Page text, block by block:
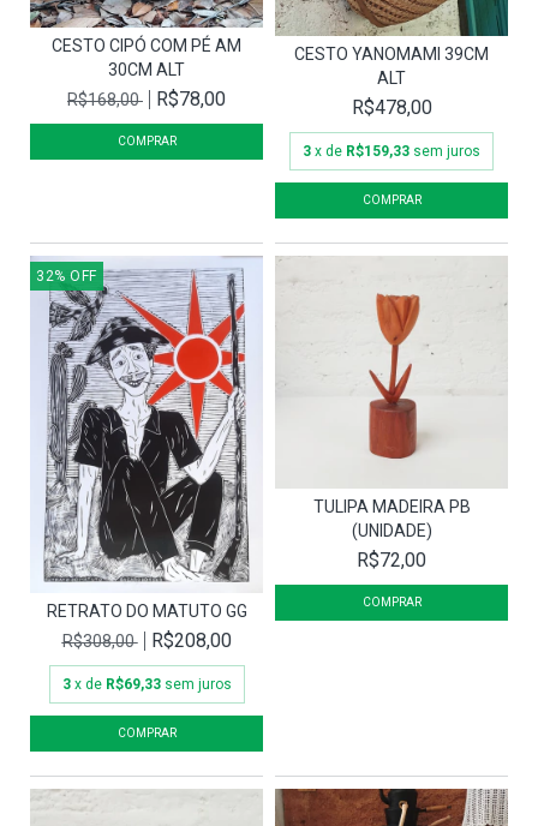
CESTO CIPÓ COM PÉ AM
30CM ALT
R$168,00
R$78,00
CESTO YANOMAMI 39CM
ALT
R$478,00
3 x de R$159,33 sem juros
32% OFF
RETRATO DO MATUTO GG
R$308,00
R$208,00
3 x de R$69,33 sem juros
TULIPA MADEIRA PB
(UNIDADE)
R$72,00